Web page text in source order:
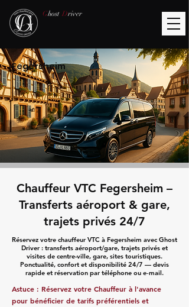
Ghost Driver
Fegersheim
Chauffeur VTC Fegersheim –
Transferts aéroport & gare,
trajets privés 24/7
Réservez votre chauffeur VTC à Fegersheim avec Ghost
Driver : transferts aéroport/gare, trajets privés et
visites de centre-ville, gare, sites touristiques.
Ponctualité, confort et disponibilité 24/7 — devis
rapide et réservation par téléphone ou e‑mail.
Astuce : Réservez votre Chauffeur à l'avance
pour bénéficier de tarifs préférentiels et